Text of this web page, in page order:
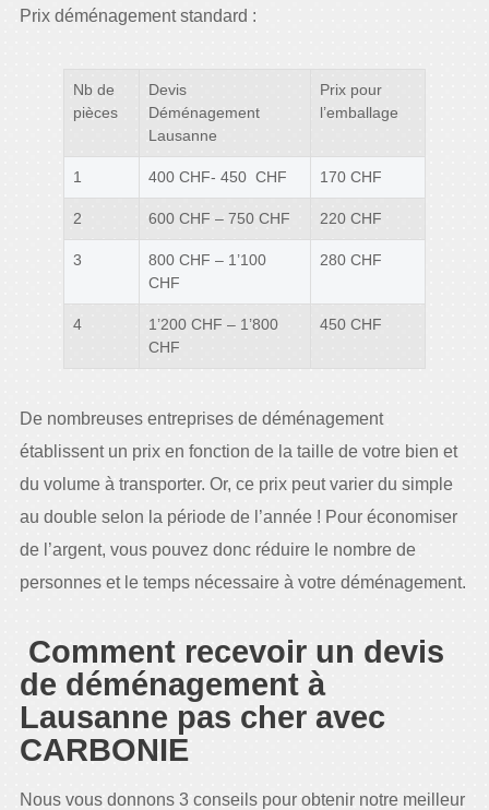
Prix déménagement standard :
Nb de
pièces
Devis
Déménagement
Lausanne
Prix pour
l’emballage
1 400 CHF- 450 CHF 170 CHF
2 600 CHF – 750 CHF 220 CHF
3
800 CHF – 1’100
CHF
280 CHF
4
1’200 CHF – 1’800
CHF
450 CHF
De nombreuses entreprises de déménagement
établissent un prix en fonction de la taille de votre bien et
du volume à transporter. Or, ce prix peut varier du simple
au double selon la période de l’année ! Pour économiser
de l’argent, vous pouvez donc réduire le nombre de
personnes et le temps nécessaire à votre déménagement.
Comment recevoir un devis
de déménagement à
Lausanne pas cher avec
CARBONIE
Nous vous donnons 3 conseils pour obtenir notre meilleur